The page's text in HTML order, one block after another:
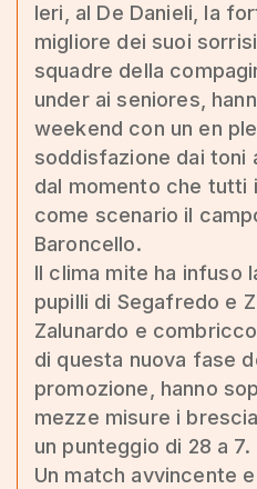
Ieri, al De Danieli, la
migliore dei suoi
squadre della
under ai seniores,
weekend con un en
soddisfazione dai toni
dal momento che tutti
come scenario il
Baroncello.
Il clima mite ha infuso
pupilli di Segafredo e
Zalunardo e
di questa nuova fase
promozione, hanno
mezze misure i
un punteggio di 28 a 7.
Un match avvincente